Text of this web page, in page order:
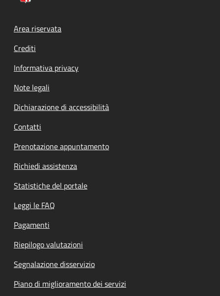
Footer menu
Area riservata
Crediti
Informativa privacy
Note legali
Dichiarazione di accessibilità
Contatti
Prenotazione appuntamento
Richiedi assistenza
Statistiche del portale
Leggi le FAQ
Pagamenti
Riepilogo valutazioni
Segnalazione disservizio
Piano di miglioramento dei servizi